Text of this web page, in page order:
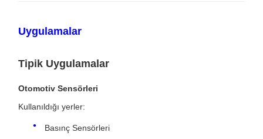
Uygulamalar
Tipik Uygulamalar
Otomotiv Sensörleri
Kullanıldığı yerler:
Basınç Sensörleri